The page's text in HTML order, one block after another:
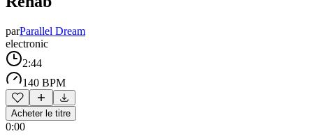
parParallel Dream
electronic
2:44
140 BPM
Acheter le titre
0:00